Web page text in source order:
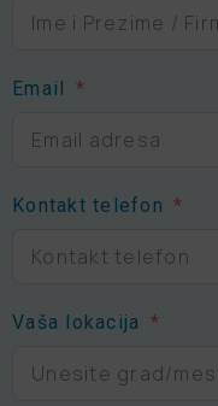
Email
Kontakt telefon
Vaša lokacija